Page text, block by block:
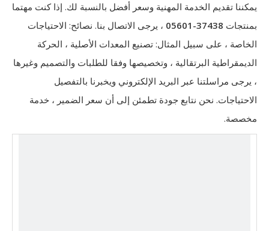
يمكننا تقديم الخدمة المهنية وسعر أفضل بالنسبة لك. إذا كنت مهتما
بمنتجات 37438-05601
، يرجى الاتصال بنا. نصائح: الاحتياجات
الخاصة ، على سبيل المثال: تصنيع المعدات الأصلية ، الحركة
الديمقراطية البرتقالية ، وتخصيصها وفقا للطلبات والتصميم وغيرها
، يرجى مراسلتنا عبر البريد الإلكتروني ويخبرنا بالتفصيل
الاحتياجات. نحن نتابع جودة تطمئن إلى أن سعر الضمير ، خدمة
مخصصة.